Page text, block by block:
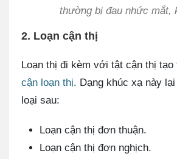
thường bị đau nhức mắt,
2. Loạn cận thị
Loạn thị đi kèm với tật cận thị tạo
cận loạn thị. Dạng khúc xạ này
loại sau:
Loạn cận thị đơn thuận.
Loạn cận thị đơn nghịch.